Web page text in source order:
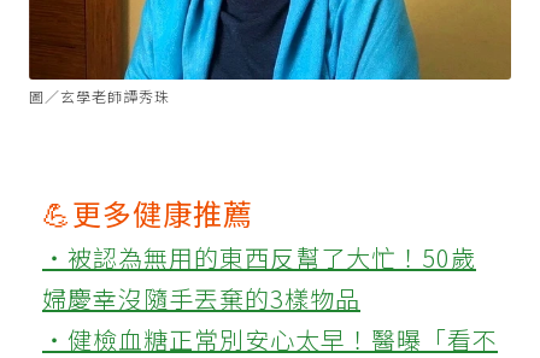
圖／玄學老師譚秀珠
💪更多健康推薦
‧被認為無用的東西反幫了大忙！50歲
婦慶幸沒隨手丟棄的3樣物品
‧健檢血糖正常別安心太早！醫曝「看不